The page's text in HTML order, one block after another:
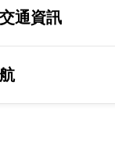
通資訊